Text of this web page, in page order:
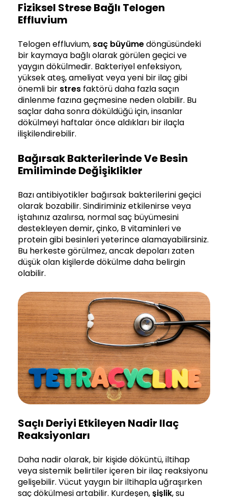
Fiziksel Strese Bağlı Telogen
Effluvium
Telogen effluvium, saç büyümedöngüsündeki
bir kaymaya bağlı olarak görülen geçici ve
yaygın dökülmedir. Bakteriyel enfeksiyon,
yüksek ateş, ameliyat veya yeni bir ilaç gibi
önemli bir stres faktörü daha fazla saçın
dinlenme fazına geçmesine neden olabilir. Bu
saçlar daha sonra döküldüğü için, insanlar
dökülmeyi haftalar önce aldıkları bir ilaçla
ilişkilendirebilir.
Bağırsak Bakterilerinde Ve Besin
Emiliminde Değişiklikler
Bazı antibiyotikler bağırsak bakterilerini geçici
olarak bozabilir. Sindiriminiz etkilenirse veya
iştahınız azalırsa, normal saç büyümesini
destekleyen demir, çinko, B vitaminleri ve
protein gibi besinleri yeterince alamayabilirsiniz.
Bu herkeste görülmez, ancak depoları zaten
düşük olan kişilerde dökülme daha belirgin
olabilir.
Saçlı Deriyi Etkileyen Nadir Ilaç
Reaksiyonları
Daha nadir olarak, bir kişide döküntü, iltihap
veya sistemik belirtiler içeren bir ilaç reaksiyonu
gelişebilir. Vücut yaygın bir iltihapla uğraşırken
saç dökülmesi artabilir. Kurdeşen,şişlik, su